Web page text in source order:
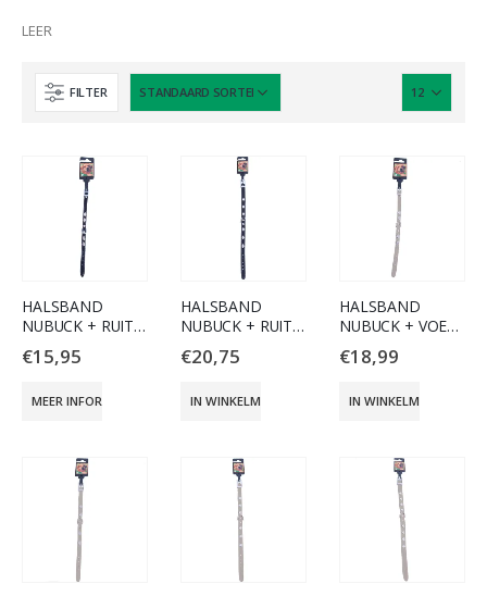
LEER
FILTER
HALSBAND
NUBUCK + RUIT
10MM/25CM
ZWART
€15,95
MEER INFORMATIE
HALSBAND
NUBUCK + RUIT
14MM/35CM
ZWART
€20,75
IN WINKELMAND
HALSBAND
NUBUCK + VOET
10MM/25CM
GRIJS
€18,99
IN WINKELMAND